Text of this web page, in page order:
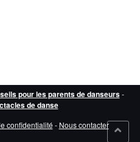
pour les parents de danseurs-
de danse
confidentialité - Nous contacter